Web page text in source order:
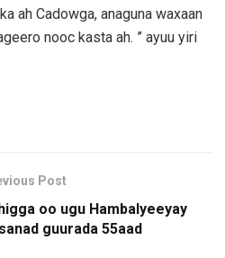
ah Cadowga, anaguna waxaan
nooc kasta ah. ” ayuu yiri
Post
oo ugu Hambalyeeyay
guurada 55aad